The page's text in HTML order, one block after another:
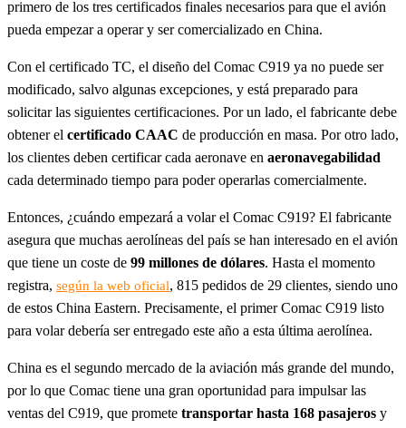
primero de los tres certificados finales necesarios para que el avión
pueda empezar a operar y ser comercializado en China.
Con el certificado TC, el diseño del Comac C919 ya no puede ser
modificado, salvo algunas excepciones, y está preparado para
solicitar las siguientes certificaciones. Por un lado, el fabricante debe
obtener el certificado CAAC de producción en masa. Por otro lado,
los clientes deben certificar cada aeronave en aeronavegabilidad
cada determinado tiempo para poder operarlas comercialmente.
Entonces, ¿cuándo empezará a volar el Comac C919? El fabricante
asegura que muchas aerolíneas del país se han interesado en el avión
que tiene un coste de 99 millones de dólares. Hasta el momento
registra, según la web oficial, 815 pedidos de 29 clientes, siendo uno
de estos China Eastern. Precisamente, el primer Comac C919 listo
para volar debería ser entregado este año a esta última aerolínea.
China es el segundo mercado de la aviación más grande del mundo,
por lo que Comac tiene una gran oportunidad para impulsar las
ventas del C919, que promete transportar hasta 168 pasajeros y